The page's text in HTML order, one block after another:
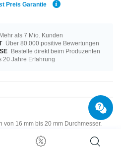
Preis Garantie
Mehr als 7 Mio. Kunden
Über 80.000 positive Bewertungen
Bestelle direkt beim Produzenten
20 Jahre Erfahrung
16 mm bis 20 mm Durchmesser.